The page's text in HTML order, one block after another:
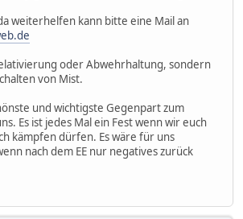
weiterhelfen kann bitte eine Mail an
oder Abwehrhaltung, sondern
von Mist.
und wichtigste Gegenpart zum
Es ist jedes Mal ein Fest wenn wir euch
kämpfen dürfen. Es wäre für uns
nach dem EE nur negatives zurück